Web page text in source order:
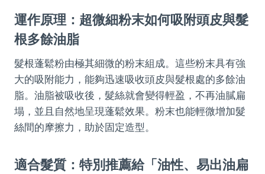
運作原理：超微細粉末如何吸附頭皮與髮
根多餘油脂
髮根蓬鬆粉由極其細微的粉末組成。這些粉末具有強
大的吸附能力，能夠迅速吸收頭皮與髮根處的多餘油
脂。油脂被吸收後，髮絲就會變得輕盈，不再油膩扁
塌，並且自然地呈現蓬鬆效果。粉末也能輕微增加髮
絲間的摩擦力，助於固定造型。
適合髮質：特別推薦給「油性、易出油扁